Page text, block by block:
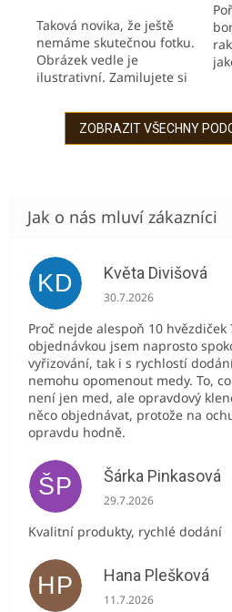
Taková novika, že ještě
nemáme skutečnou fotku.
Obrázek vedle je
ilustrativní. Zamilujete si
heřmánkový čaj. Vysoký
podíl bylinného extraktu,
nikoliv jako...
5
C,
za
ZOBRAZIT VŠECHNY
KD Květa Divišová
Hodnocení obchodu
30.7.2026
Proč nejde alespoň 10 hvězdiček
objednávkou jsem naprosto
vyřizování, tak i s rychlostí
nemohu opomenout medy. To,
není jen med, ale opravdový
něco objednávat, protože na
opravdu hodně.
ŠP Šárka Pinkasová
Hodnocení obchodu
29.7.2026
Kvalitní produkty, rychlé dodání
HP Hana Plešková
Hodnocení obchodu
11.7.2026